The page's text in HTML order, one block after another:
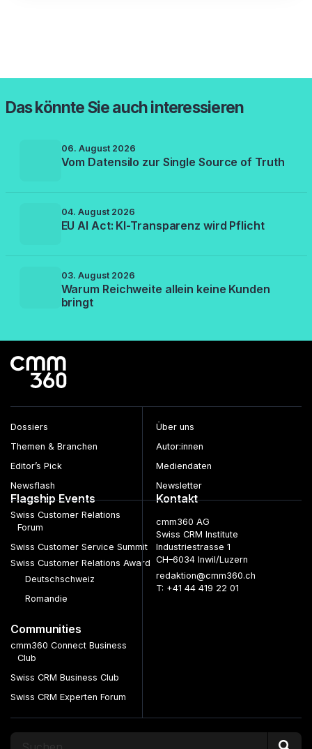
Das könnte Sie auch interessieren
06. August 2026
Vom Datensilo zur Single Source of Truth
04. August 2026
EU AI Act: KI-Transparenz wird Pflicht
03. August 2026
Warum Reichweite allein keine Kunden
bringt
Dossiers
Themen & Branchen
Editor’s Pick
Newsflash
Über uns
Autor:innen
Mediendaten
Newsletter
Flagship Events
Swiss Customer Relations
Forum
Swiss Customer Service Summit
Swiss Customer Relations Award
Deutschschweiz
Romandie
Communities
cmm360 Connect Business
Club
Swiss CRM Business Club
Swiss CRM Experten Forum
Kontakt
cmm360 AG
Swiss CRM Institute
Industriestrasse 1
CH–6034 Inwil/Luzern
redaktion@cmm360.ch
T: +41 44 419 22 01